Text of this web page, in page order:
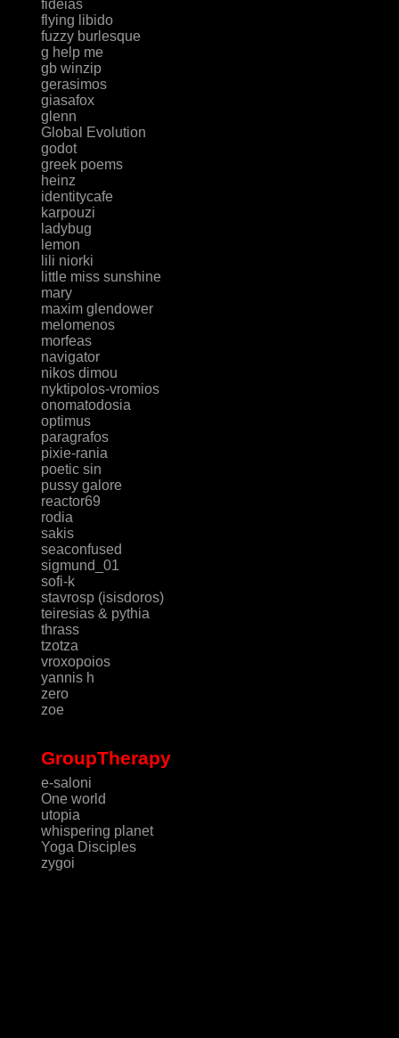
fideias
flying libido
fuzzy burlesque
g help me
gb winzip
gerasimos
giasafox
glenn
Global Evolution
godot
greek poems
heinz
identitycafe
karpouzi
ladybug
lemon
lili niorki
little miss sunshine
mary
maxim glendower
melomenos
morfeas
navigator
nikos dimou
nyktipolos-vromios
onomatodosia
optimus
paragrafos
pixie-rania
poetic sin
pussy galore
reactor69
rodia
sakis
seaconfused
sigmund_01
sofi-k
stavrosp (isisdoros)
teiresias & pythia
thrass
tzotza
vroxopoios
yannis h
zero
zoe
GroupTherapy
e-saloni
One world
utopia
whispering planet
Yoga Disciples
zygoi